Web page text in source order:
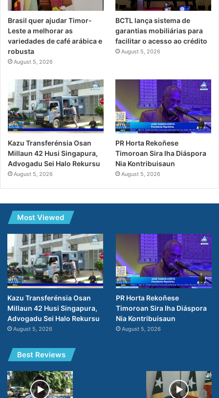
Brasil quer ajudar Timor-
Leste a melhorar as
variedades de café arábica e
robusta
August 5, 2026
BCTL lança sistema de
garantias mobiliárias para
facilitar o acesso ao crédito
August 5, 2026
Kazu Transferénsia Osan
Millaun 42 Husi Singapura,
Advogadu Sei Halo Rekursu
August 5, 2026
PR Horta Rekoñese
Timoroan Sira Iha Diáspora
Nia Kontribuisaun
August 5, 2026
Most Viewed
Kazu Transferénsia Osan
Millaun 42 Husi Singapura,
Advogadu Sei Halo Rekursu
August 5, 2026
PR Horta Rekoñese
Timoroan Sira Iha Diáspora
Nia Kontribuisaun
August 5, 2026
Best Reviews